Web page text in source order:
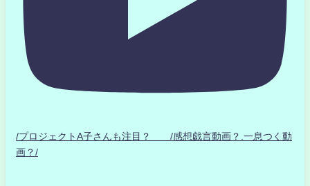
/プロジェクトA子さんも注目？ /感想戯言動画？.一息つく動
画？/